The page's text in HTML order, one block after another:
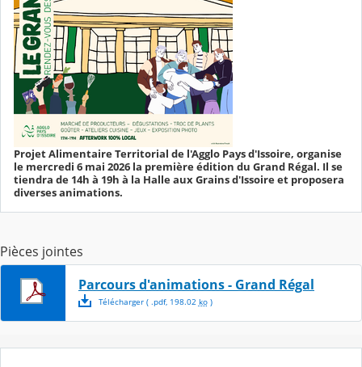
Projet Alimentaire Territorial de l'Agglo Pays d'Issoire, organise
le mercredi 6 mai 2026 la première édition du Grand Régal. Il se
tiendra de 14h à 19h à la Halle aux Grains d'Issoire et proposera
diverses animations.
Pièces jointes
Parcours d'animations - Grand Régal
Télécharger( .pdf, 198.02 ko)